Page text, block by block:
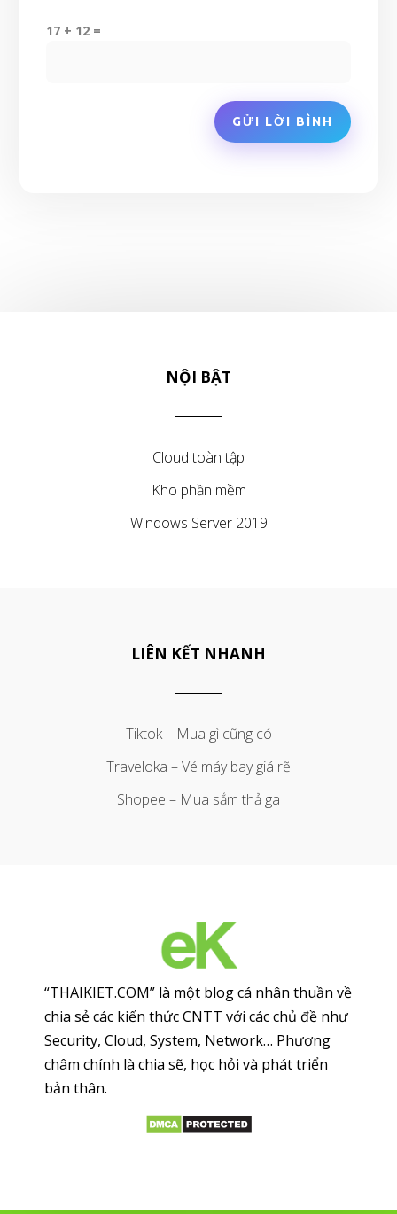
17 + 12 =
GỬI LỜI BÌNH
NỘI BẬT
Cloud toàn tập
Kho phần mềm
Windows Server 2019
LIÊN KẾT NHANH
Tiktok – Mua gì cũng có
Traveloka – Vé máy bay giá rẽ
Shopee – Mua sắm thả ga
“THAIKIET.COM” là một blog cá nhân thuần về
chia sẻ các kiến thức CNTT với các chủ đề như
Security, Cloud, System, Network… Phương
châm chính là chia sẽ, học hỏi và phát triển
bản thân.